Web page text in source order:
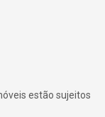
estão sujeitos